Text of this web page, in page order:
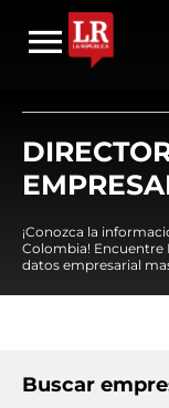
¡Conozca la
Colombia! Encuentre
datos empresarial
Buscar